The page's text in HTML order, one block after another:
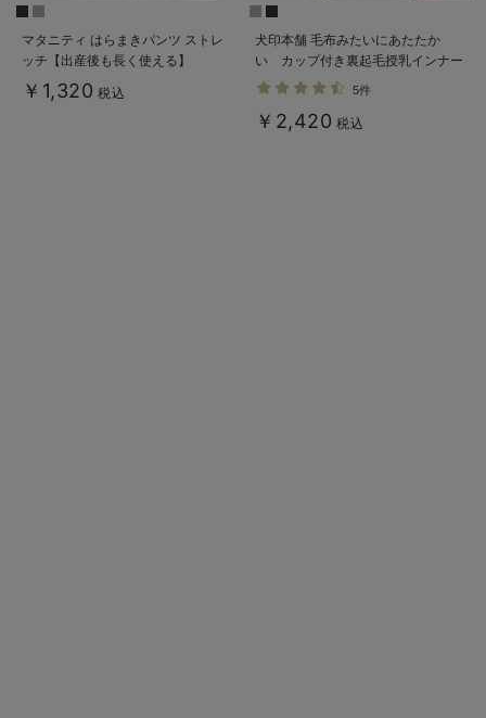
マタニティ はらまきパンツ ストレ
ッチ【出産後も長く使える】
￥1,320 税込
犬印本舗 毛布みたいにあたたか
い カップ付き裏起毛授乳インナー
（8分袖）【出産後も長く使える】
5件
￥2,420 税込